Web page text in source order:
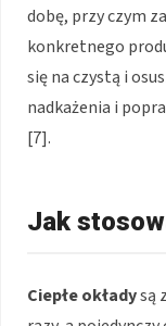
dobę, przy czym
konkretnego
się na czystą i
nadkażenia i
[7].
Jak
Ciepłe okładysą